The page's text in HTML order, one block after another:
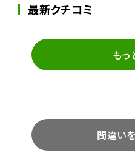
最新クチコミ
もっ
間違い